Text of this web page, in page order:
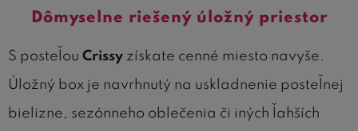
Dômyselne riešený úložný priestor
S posteľou Crissy získate cenné miesto navyše.
Úložný box je navrhnutý na uskladnenie posteľnej
bielizne, sezónneho oblečenia či iných ľahších